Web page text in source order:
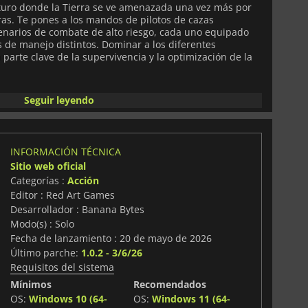
donde la Tierra se ve amenazada una vez más por
Te pones a los mandos de pilotos de cazas
de combate de alto riesgo, cada uno equipado
de manejo distintos. Dominar a los diferentes
clave de la supervivencia y la optimización de la
de zumbido"—un sistema que recompensa a los
las balas enemigas en lugar de simplemente
por el riesgo convierte las situaciones de peligro en
tu nave, aumentando tu puntuación y abriendo la
modos de juego, que incluyen progresión arcade
específicas, carreras de resistencia y herramientas
de supervivencia. Cada modo está diseñado
llegados que aprenden los sistemas como a los
precisión.
y el movimiento refinado, incluido un sistema
que mejora la maniobrabilidad durante patrones de
y la dificultad de los enemigos se adaptan
asegurando que cada partida evolucione
del jugador.
Seguir leyendo
INFORMACIÓN TÉCNICA
Sitio web oficial
Categorías : Acción
Editor : Red Art Games
Desarrollador : Banana Bytes
Modo(s) : Solo
Fecha de lanzamiento : 20 de mayo de 2026
Último parche: 1.0.2 - 3/6/26
Requisitos del sistema
Mínimos
OS: Windows 10 (64-
Recomendados
OS:Windows 11 (64-